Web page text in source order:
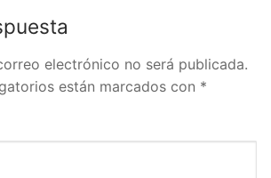
electrónico no será publicada.
están marcados con *